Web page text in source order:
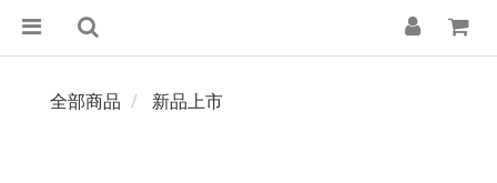
全部商品 新品上市